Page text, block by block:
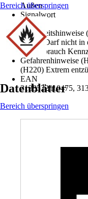
Außen
Signalwort
Gefahr
Sicherheitshinweise
(P102) Darf nicht in
Vor Gebrauch
Gefahrenhinweise
(H220) Extrem
EAN
3138522110475,
Bereich überspringen
Datenblätter
Bereich überspringen